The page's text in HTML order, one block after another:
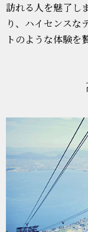
訪れる人を魅了し
り、ハイセンスな
トのような体験を